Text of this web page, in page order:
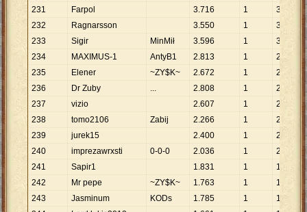
231
Farpol 3.716 1 3
716
232
Ragnarsson 3.550 1 3 550
233
Sigir MinMił 3.596 1 3
596
234
MAXIMUS-1 AntyB1 2.813 1 2 .813
235
Elener ~ZY$K~ 2.672 1 2
672
236
Dr Zuby ... 2.808 1 2
237
vizio 2.607 1 2 .607
238
tomo2106 Zabij 2.266 1 2
266
239
jurek15 2.400 1 2
240
imprezawrxsti 0-0-0 2.036 1 2
036
241
Sapir1 1.831 1 1
242
Mr pepe ~ZY$K~ 1.763 1 1
243
Jasminum KODs 1.785 1 1 .785